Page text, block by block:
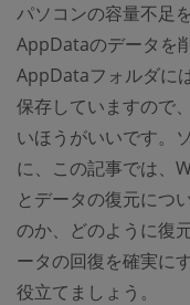
パソコンの容量不足
AppDataのデータを
AppDataフォルダに
保存していますので
いほうがいいです。
に、この記事では、
とデータの復元につ
のか、どのように復
ータの回復を確実に
役立てましょう。